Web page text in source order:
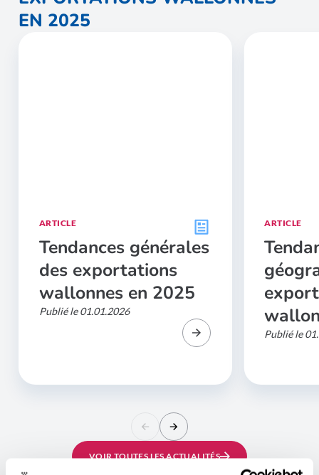
EN 2025
ARTICLE
Tendances générales
des exportations
wallonnes en 2025
Publié le 01.01.2026
ARTICLE
Publié le
VOIR TOUTES LES ACTUALITÉS